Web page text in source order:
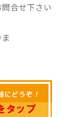
合せ下さい